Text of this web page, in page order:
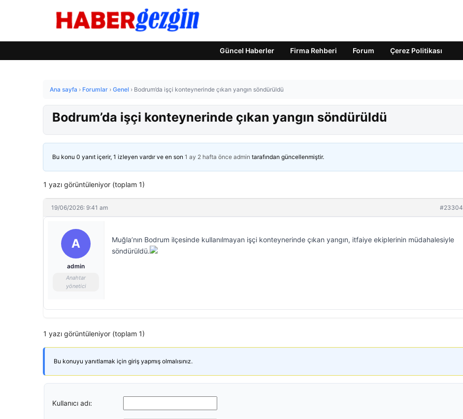
Güncel Haberler Firma Rehberi Forum Çerez Politikası
Ana sayfa › Forumlar › Genel › Bodrum’da işçi konteynerinde çıkan yangın söndürüldü
Bodrum’da işçi konteynerinde çıkan yangın söndürüldü
Bu konu 0 yanıt içerir, 1 izleyen vardır ve en son 1 ay 2 hafta önce admin tarafından güncellenmiştir.
1 yazı görüntüleniyor (toplam 1)
19/06/2026: 9:41 am #23304
A
admin
Anahtar
yönetici
Muğla’nın Bodrum ilçesinde kullanılmayan işçi konteynerinde çıkan yangın, itfaiye ekiplerinin müdahalesiyle
söndürüldü.
1 yazı görüntüleniyor (toplam 1)
Bu konuyu yanıtlamak için giriş yapmış olmalısınız.
Kullanıcı adı: